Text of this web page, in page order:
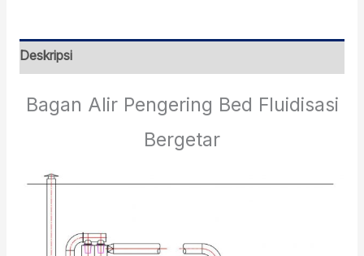
Deskripsi
Bagan Alir Pengering Bed Fluidisasi
Bergetar